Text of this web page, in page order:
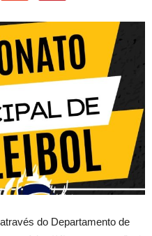
do Departamento de